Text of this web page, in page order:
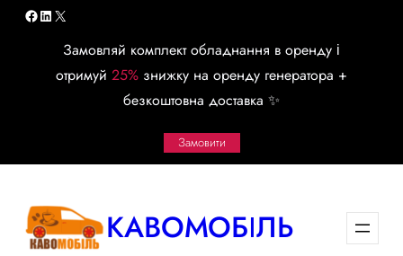
Перейти
содержимому
Facebook
LinkedIn
X
Замовляй комплект обладнання в оренду і
отримуй 25% знижку на оренду генератора +
безкоштовна доставка ✨
Замовити
КАВОМОБІЛЬ